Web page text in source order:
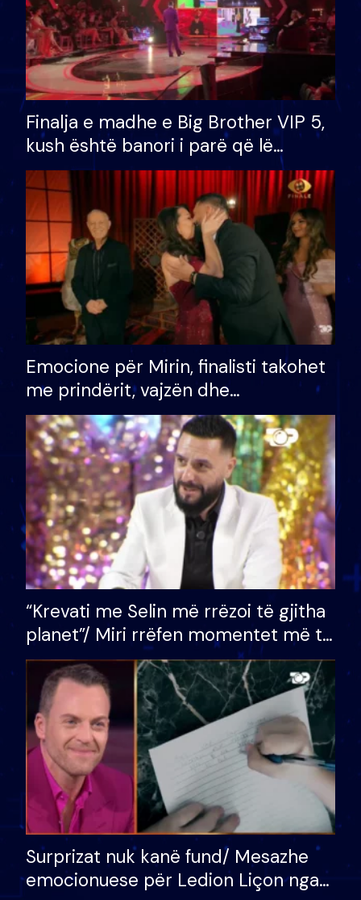
Finalja e madhe e Big Brother VIP 5,
kush është banori i parë që lë
shtëpinë dhe humb mundësinë për
të fituar çmimin e madh
Emocione për Mirin, finalisti takohet
me prindërit, vajzën dhe
bashkëshorten: S’kemi ndonjë letër
divorci apo jo?
“Krevati me Selin më rrëzoi të gjitha
planet”/ Miri rrëfen momentet më të
bukura në shtëpinë e BB VIP: Do më
mungojë zilja e mëngjesit kur…
Surprizat nuk kanë fund/ Mesazhe
emocionuese për Ledion Liçon nga